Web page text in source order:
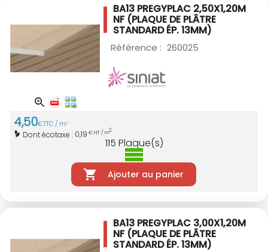
BA13 PREGYPLAC 2,50X1,20M
NF (PLAQUE DE PLÂTRE
STANDARD ÉP. 13MM)
Référence : 260025
4,50€TTC / m2
Dont écotaxe : 0,19 € HT / m2
115 Plaque(s)
Ajouter au panier
BA13 PREGYPLAC 3,00X1,20M
NF (PLAQUE DE PLÂTRE
STANDARD ÉP. 13MM)